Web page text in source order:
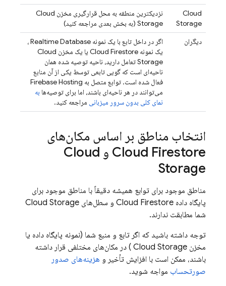
Cloud
Storage
نزدیکترین منطقه به محل قرارگیری مخزن Cloud
Storage (به بخش بعدی مراجعه کنید)
دیگران
اگر در داخل تابع با یک نمونه Realtime Database،
یک نمونه Cloud Firestore یا یک مخزن Cloud
Storageتعامل دارید، ناحیه توصیه شده همان
ناحیه‌ای است که گویی تابعی توسط یکی از آن منابع
فعال شده است. توابع متصل به Firebase Hosting
می‌توانند در هر ناحیه‌ای باشند، اما برای توصیه‌ها به
نمای کلی بدون سرور میزبانی مراجعه کنید.
انتخاب مناطق بر اساس مکان‌های
Cloud Firestore و Cloud
Storage
مناطق موجود برای توابع همیشه دقیقاً با مناطق موجود برای
پایگاه داده Cloud Firestore و سطل‌های Cloud Storage
شما مطابقت ندارند.
توجه داشته باشید که اگر تابع و منبع شما (نمونه پایگاه داده یا
مخزن Cloud Storage ) در مکان‌های مختلفی قرار داشته
باشند، ممکن است با افزایش تأخیر و هزینه‌های صدور
صورتحساب مواجه شوید.